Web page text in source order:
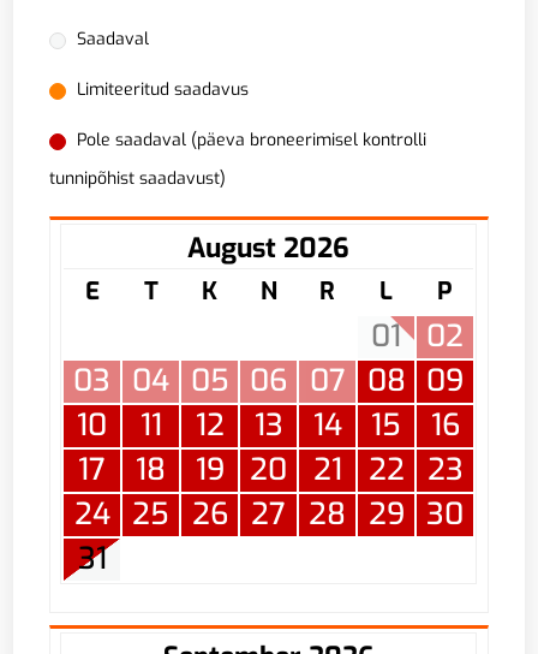
Saadaval
Limiteeritud saadavus
Pole saadaval (päeva broneerimisel kontrolli
tunnipõhist saadavust)
August 2026
E T K N R L P
01
02
03
04 05 06 07 08 09
10
11 12 13 14 15
16
17
18 19 20 21 22
23
24 25 26 27 28 29
30
31